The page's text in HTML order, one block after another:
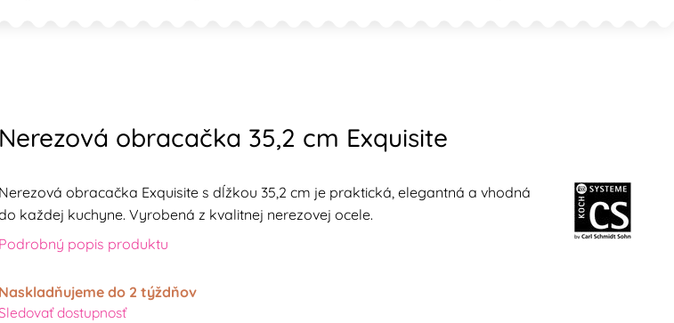
Nerezová obracačka 35,2 cm Exquisite
Nerezová obracačka Exquisite s dĺžkou 35,2 cm je praktická, elegantná a vhodná
každej kuchyne. Vyrobená z kvalitnej nerezovej ocele.
Podrobný popis produktu
Naskladňujeme do 2 týždňov
dostupnosť